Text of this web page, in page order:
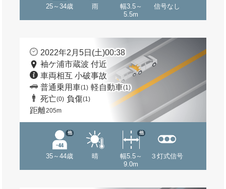
25～34歳 雨
幅3.5～
5.5m
信号なし
2022年2月5日(土)00:38
袖ケ浦市蔵波 付近
車両相互 小破事故
普通乗用車(1) 軽自動車(1)
死亡(0) 負傷(1)
距離205m
35～44歳
他
晴
幅5.5～
9.0m
他
３灯式信号